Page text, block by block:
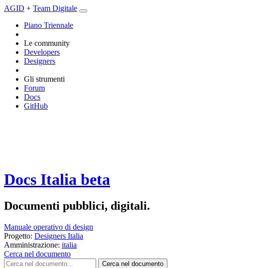
AGID + Team Digitale
Piano Triennale
Le community
Developers
Designers
Gli strumenti
Forum
Docs
GitHub
Docs Italia beta
Documenti pubblici, digitali.
Manuale operativo di design
Progetto: Designers Italia
Amministrazione: italia
Cerca nel documento
Cerca nel documento